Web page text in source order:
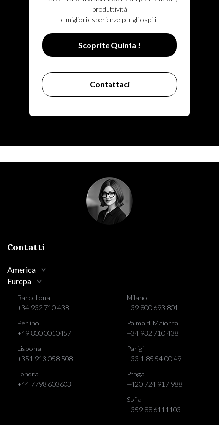
produttività
e migliori esperienze per gli ospiti.
Scoprite Quinta !
Contattaci
Contatti
America
Europa
Barcellona
+34 932 710 438
Berlino
+49 800 0010457
Lisbona
+351 913 058 508
Londra
+44 7798 603603
Milano
+39 800 693 801
Palma di Maiorca
+34 932 710 438
Parigi
+33 1 85 54 00 49
Praga
+420 724 917 988
Sofia
+359 88 6111103